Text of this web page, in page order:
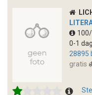
0-1
28895
gratis